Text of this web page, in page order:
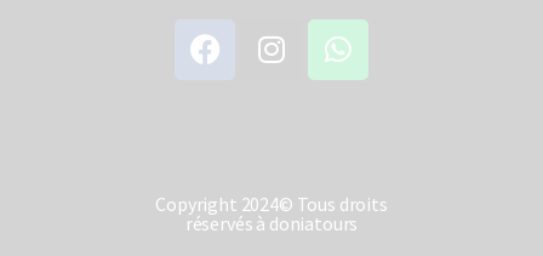
Copyright 2024© Tous droits
réservés à doniatours